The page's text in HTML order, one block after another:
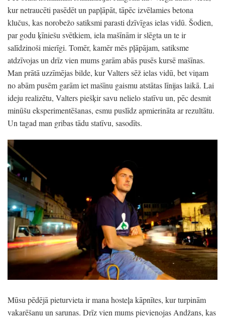
kur netraucēti pasēdēt un papļāpāt, tāpēc izvēlamies betona
klučus, kas norobežo satiksmi parasti dzīvīgas ielas vidū. Šodien,
par godu ķīniešu svētkiem, iela mašīnām ir slēgta un te ir
salīdzinoši mierīgi. Tomēr, kamēr mēs pļāpājam, satiksme
atdzīvojas un drīz vien mums garām abās pusēs kursē mašīnas.
Man prātā uzzīmējas bilde, kur Valters sēž ielas vidū, bet viņam
no abām pusēm garām iet mašīnu gaismu atstātas līnijas laikā. Lai
ideju realizētu, Valters piešķir savu nelielo statīvu un, pēc desmit
minūšu eksperimentēšanas, esmu puslīdz apmierināta ar rezultātu.
Un tagad man gribas tādu statīvu, sasodīts.
Mūsu pēdējā pieturvieta ir mana hosteļa kāpnītes, kur turpinām
vakarēšanu un sarunas. Drīz vien mums pievienojas Andžans, kas